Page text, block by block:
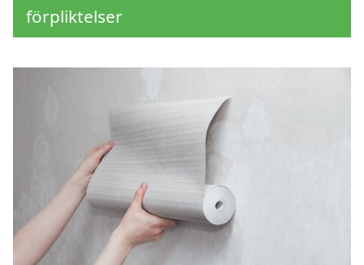
förpliktelser